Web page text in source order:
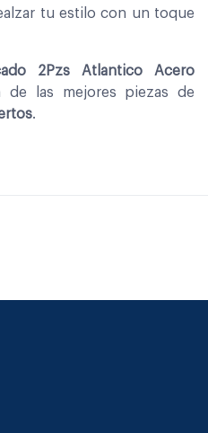
tu estilo con un toque
2Pzs Atlantico Acero
de las mejores piezas de
.